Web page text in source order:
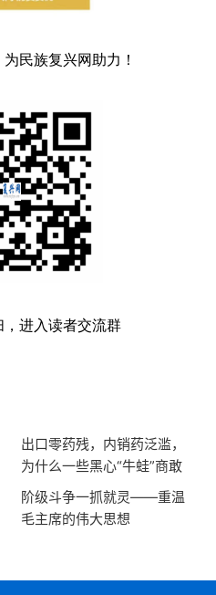
民族复兴网助力！
，进入读者交流群
出口零药残，内销药泛滥，
为什么一些黑心“牛蛙”商敢
对同胞这么狠?
阶级斗争一抓就灵——重温
毛主席的伟大思想